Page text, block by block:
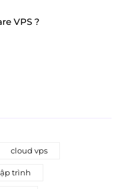
VPS ?
cloud vps
trình